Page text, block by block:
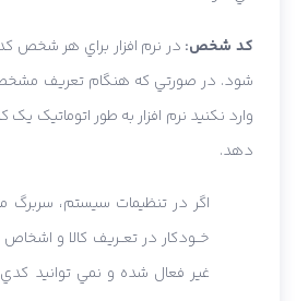
کد شخص: در نرم افزار براي هر شخص
شود. در صورتي که هنگام تعريف
وارد نکنيد نرم افزار به طور
دهد.
اگر در تنظيمات سيستم، سربرگ
خــودکار در تعــريف کالا و
غير فعال شده و نمي توانيد